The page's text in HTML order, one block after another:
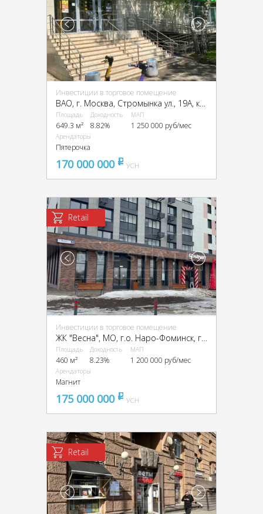
Инвестиции в торговое помещение
ВАО, г. Москва, Стромынка ул., 19А, кор.1
Площадь
649.3 м²
Доходность
8.82%
МАП
1 250 000 руб/мес
Арендаторы
Пятерочка
170 000 000 pуб
УСН
Retail
Инвестиции в торговое помещение
Площадь
460 м²
Доходность
8.23%
МАП
1 200 000 руб/мес
Арендаторы
Магнит
175 000 000 pуб
УСН
Retail